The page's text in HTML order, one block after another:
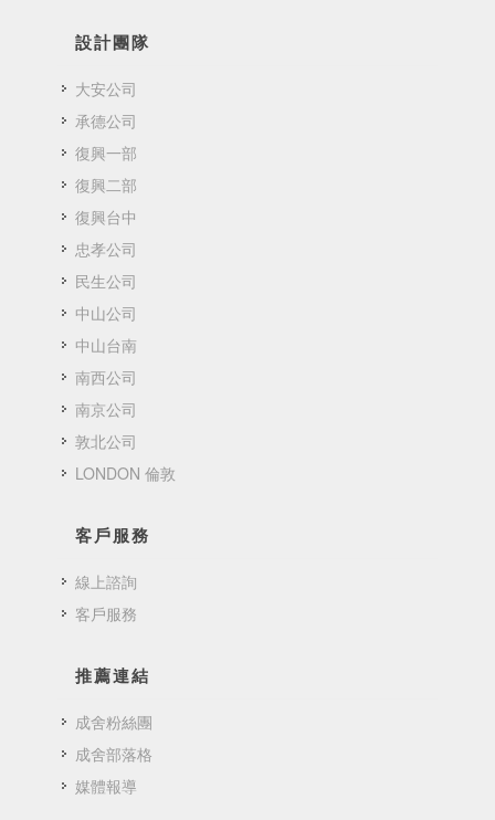
設計團隊
大安公司
承德公司
復興一部
復興二部
復興台中
忠孝公司
民生公司
中山公司
中山台南
南西公司
南京公司
敦北公司
LONDON 倫敦
客戶服務
線上諮詢
客戶服務
推薦連結
成舍粉絲團
成舍部落格
媒體報導